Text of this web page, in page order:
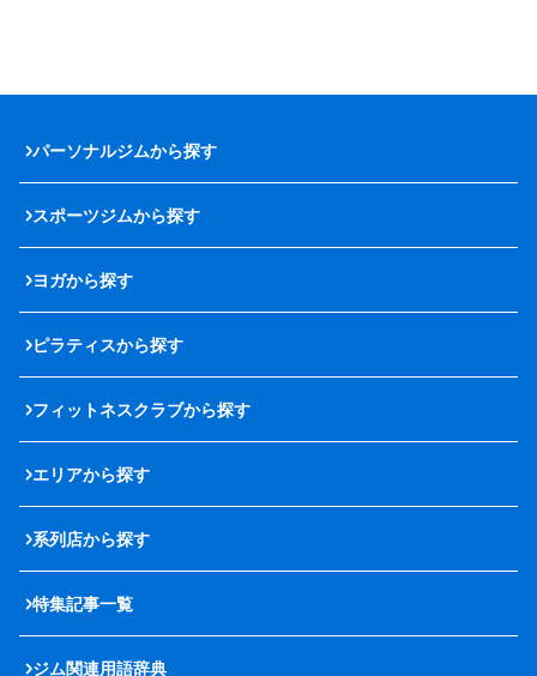
パーソナルジムから探す
スポーツジムから探す
ヨガから探す
ピラティスから探す
フィットネスクラブから探す
エリアから探す
系列店から探す
特集記事一覧
ジム関連用語辞典